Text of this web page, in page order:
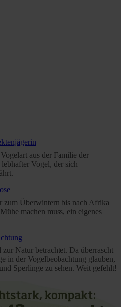
aus der Familie der
Vogel, der sich
zum Überwintern bis nach Afrika
machen muss, ein eigenes
Natur betrachtet. Da überrascht
in der Vogelbeobachtung glauben,
Sperlinge zu sehen. Weit gefehlt!